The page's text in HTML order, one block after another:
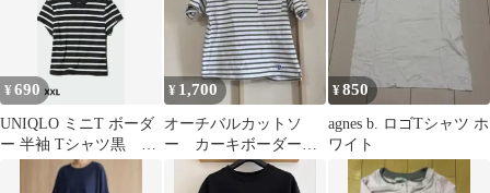
¥690
UNIQLO ミニT ボーダ
ー 半袖 Tシャツ黒
¥ 1,700
オーチバルカットソ
ー カーキボーダー美
¥850
agnes b. ロゴTシャツ ホ
ワイト